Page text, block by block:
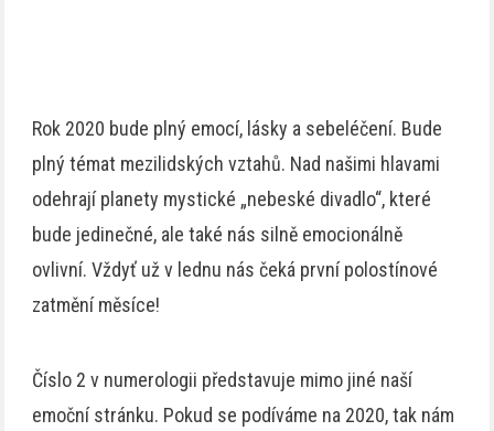
Rok 2020 bude plný emocí, lásky a sebeléčení. Bude
plný témat mezilidských vztahů. Nad našimi hlavami
odehrají planety mystické „nebeské divadlo“, které
bude jedinečné, ale také nás silně emocionálně
ovlivní. Vždyť už v lednu nás čeká první polostínové
zatmění měsíce!
Číslo 2 v numerologii představuje mimo jiné naší
emoční stránku. Pokud se podíváme na 2020, tak nám